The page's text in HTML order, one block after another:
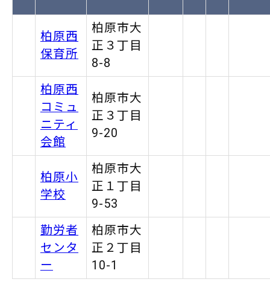
柏原西
保育所
柏原市大
正３丁目
8-8
柏原西
コミュ
ニティ
会館
柏原市大
正３丁目
9-20
柏原小
学校
柏原市大
正１丁目
9-53
勤労者
センタ
ー
柏原市大
正２丁目
10-1